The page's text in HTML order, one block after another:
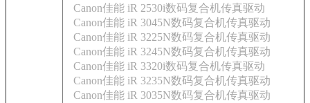
Canon佳能 iR 2530i数码复合机传真驱动
Canon佳能 iR 3045N数码复合机传真驱动
Canon佳能 iR 3225N数码复合机传真驱动
Canon佳能 iR 3245N数码复合机传真驱动
Canon佳能 iR 3320i数码复合机传真驱动
Canon佳能 iR 3235N数码复合机传真驱动
Canon佳能 iR 3035N数码复合机传真驱动